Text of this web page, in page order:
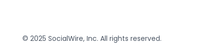
© 2025 SocialWire, Inc. All rights reserved.